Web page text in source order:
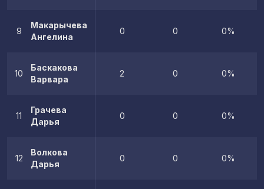
9
Макарычева
Ангелина
0 0 0%
10
Баскакова
Варвара
2 0 0%
11
Грачева
Дарья
0 0 0%
12
Волкова
Дарья
0 0 0%